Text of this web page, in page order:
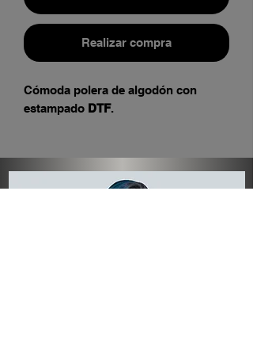
Realizar compra
Cómoda polera de algodón con
estampado DTF.